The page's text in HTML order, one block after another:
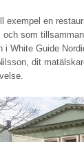
exempel en
som
i White Guide
dit